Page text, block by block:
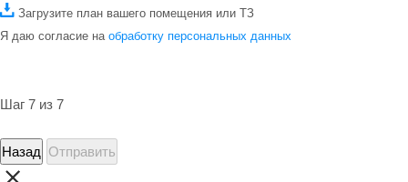
Загрузите план вашего помещения или ТЗ
Я даю согласие на обработку персональных данных
Шаг 7 из 7
Назад Отправить